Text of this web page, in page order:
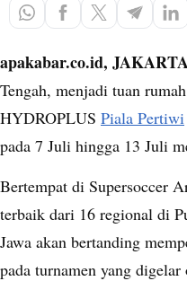
apakabar.co.id,
Tengah, menjadi tuan
HYDROPLUS Piala Pertiwi
pada 7 Juli hingga 13 Juli
Bertempat di Supersoccer
terbaik dari 16 regional di
Jawa akan bertanding
pada turnamen yang